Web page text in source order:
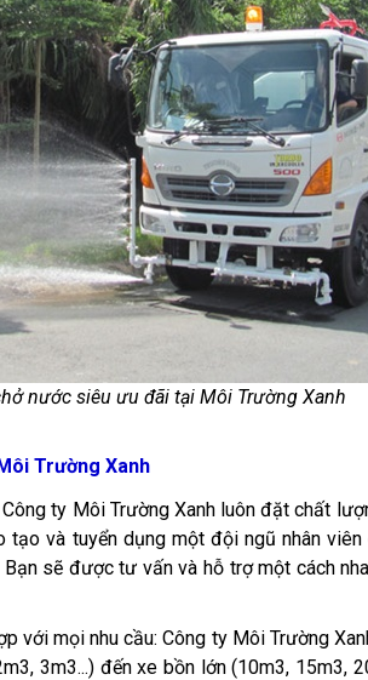
nước siêu ưu đãi tại Môi Trường Xanh
Trường Xanh
ty Môi Trường Xanh luôn đặt chất
và tuyển dụng một đội ngũ nhân
sẽ được tư vấn và hỗ trợ một cách
với mọi nhu cầu: Công ty Môi Trường
3m3...) đến xe bồn lớn (10m3, 15m3,